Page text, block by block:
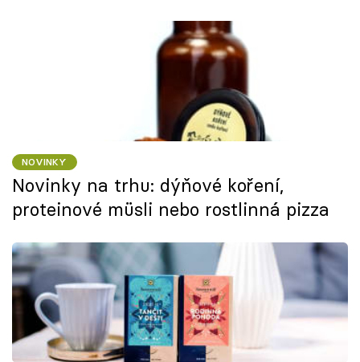
NOVINKY
Novinky na trhu: dýňové koření,
proteinové müsli nebo rostlinná pizza